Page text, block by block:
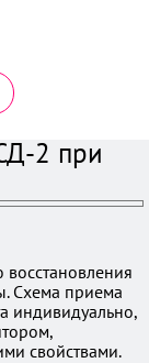
2 при
Схема приема
индивидуально,
свойствами.